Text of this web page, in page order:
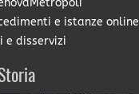
e istanze online
e disservizi